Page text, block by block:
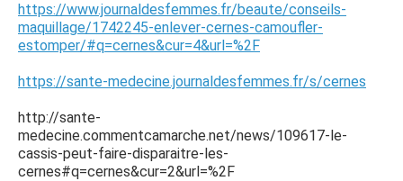
https://www.journaldesfemmes.fr/beaute/conseils-
maquillage/1742245-enlever-cernes-camoufler-
estomper/#q=cernes&cur=4&url=%2F
https://sante-medecine.journaldesfemmes.fr/s/cernes
http://sante-
medecine.commentcamarche.net/news/109617-le-
cassis-peut-faire-disparaitre-les-
cernes#q=cernes&cur=2&url=%2F